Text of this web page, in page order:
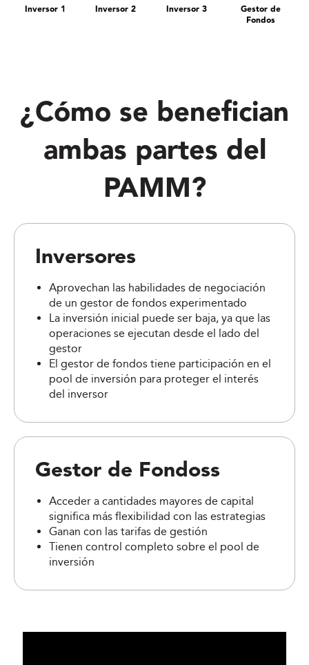
Inversor 1 Inversor 2 Inversor 3
Gestor de
Fondos
¿Cómo se benefician
ambas partes del
PAMM?
Inversores
Aprovechan las habilidades de negociación
de un gestor de fondos experimentado
La inversión inicial puede ser baja, ya que las
operaciones se ejecutan desde el lado del
gestor
El gestor de fondos tiene participación en el
pool de inversión para proteger el interés
del inversor
Gestor de Fondoss
Acceder a cantidades mayores de capital
significa más flexibilidad con las estrategias
Ganan con las tarifas de gestión
Tienen control completo sobre el pool de
inversión